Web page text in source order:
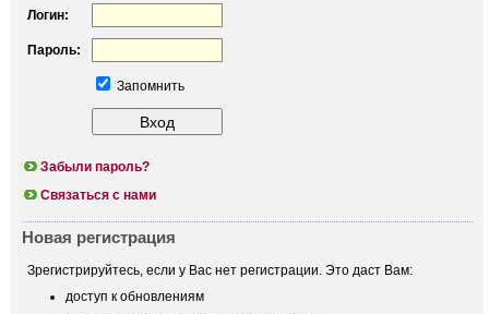
Логин:
Пароль:
Запомнить
Забыли пароль?
Связаться с нами
Новая регистрация
Зрегистрируйтесь, если у Вас нет регистрации. Это даст Вам:
доступ к обновлениям